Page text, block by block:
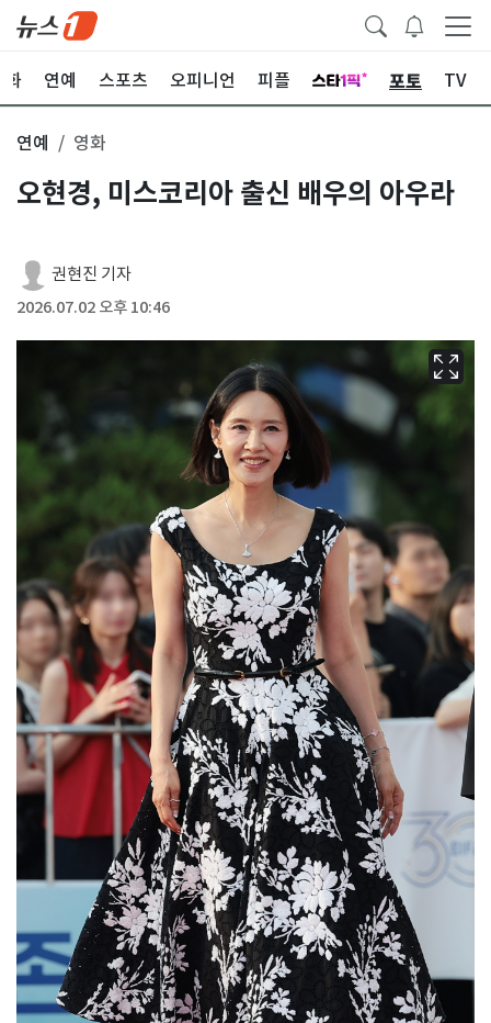
화 연예 스포츠 오피니언 피플 포토 TV
연예 영화
오현경, 미스코리아 출신 배우의 아우라
권현진 기자
2026.07.02 오후 10:46